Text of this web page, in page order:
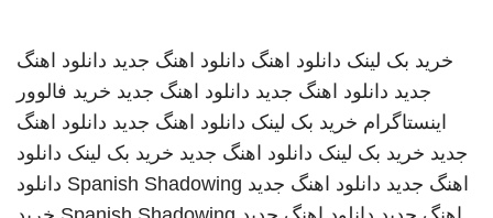
خرید بک لینک دانلود اهنگ دانلود اهنگ جدید دانلود اهنگ
جدید دانلود اهنگ جدید دانلود اهنگ جدید خرید فالوور
اینستاگرام خرید بک لینک دانلود اهنگ جدید دانلود اهنگ
جدید خرید بک لینک دانلود اهنگ جدید خرید بک لینک دانلود
اهنگ جدید دانلود اهنگ جدید Spanish Shadowing دانلود